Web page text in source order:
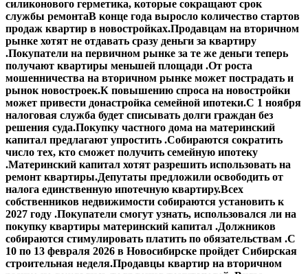
силиконового герметика, которые сокращают срок
службы ремонтаВ конце года выросло количество стартов
продаж квартир в новостройках.Продавцам на вторичном
рынке хотят не отдавать сразу деньги за квартиру
.Покупатели на первичном рынке за те же деньги теперь
получают квартиры меньшей площади .От роста
мошенничества на вторичном рынке может пострадать и
рынок новостроек.К повышению спроса на новостройки
может привести донастройка семейной ипотеки.С 1 ноября
налоговая служба будет списывать долги граждан без
решения суда.Покупку частного дома на материнский
капитал предлагают упростить .Собираются сократить
число тех, кто сможет получить семейную ипотеку
.Материнский капитал хотят разрешить использовать на
ремонт квартиры.Депутаты предложили освободить от
налога единственную ипотечную квартиру.Всех
собственников недвижимости собираются установить к
2027 году .Покупатели смогут узнать, использовался ли на
покупку квартиры материнский капитал .Должников
собираются стимулировать платить по обязательствам .С
10 по 13 февраля 2026 в Новосибирске пройдет Сибирская
строительная неделя.Продавцы квартир на вторичном